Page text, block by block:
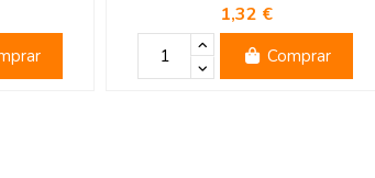
1,32 €
Comprar